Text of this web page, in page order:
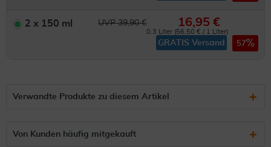
2 x 150 ml UVP 39,90 € 16,95 €
0.3 Liter (56,50 € / 1 Liter)
GRATIS Versand 57
Verwandte Produkte zu diesem Artikel
Von Kunden häufig mitgekauft